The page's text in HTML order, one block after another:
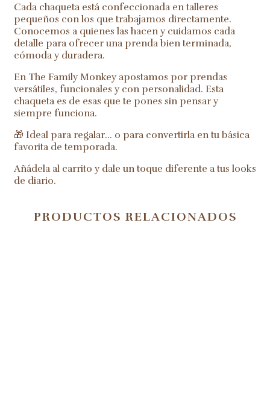
Cada chaqueta está confeccionada en talleres
pequeños con los que trabajamos directamente.
Conocemos a quienes las hacen y cuidamos cada
detalle para ofrecer una prenda bien terminada,
cómoda y duradera.
En The Family Monkey apostamos por prendas
versátiles, funcionales y con personalidad. Esta
chaqueta es de esas que te pones sin pensar y
siempre funciona.
🎁 Ideal para regalar… o para convertirla en tu básica
favorita de temporada.
Añádela al carrito y dale un toque diferente a tus looks
de diario.
PRODUCTOS RELACIONADOS